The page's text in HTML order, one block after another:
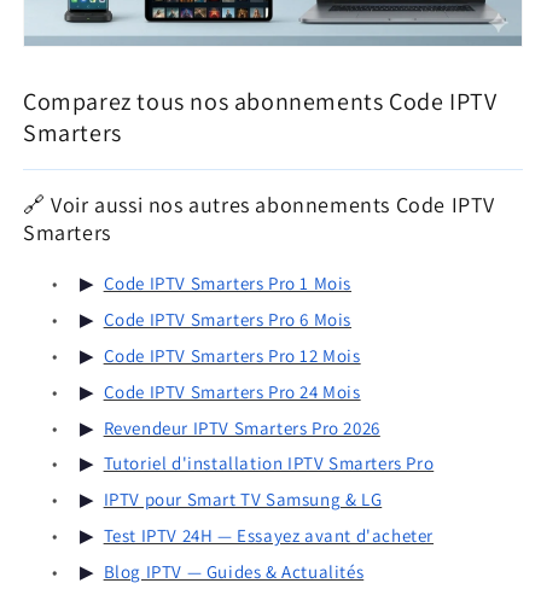
Comparez tous nos abonnements Code IPTV
Smarters
🔗 Voir aussi nos autres abonnements Code IPTV
Smarters
• ▶ Code IPTV Smarters Pro 1 Mois
•
▶ Code IPTV Smarters Pro 6 Mois
•
▶ Code IPTV Smarters Pro 12 Mois
•
▶ Code IPTV Smarters Pro 24 Mois
•
▶ Revendeur IPTV Smarters Pro 2026
•
▶ Tutoriel d'installation IPTV Smarters Pro
•
▶ IPTV pour Smart TV Samsung & LG
•
▶ Test IPTV 24H — Essayez avant d'acheter
•
▶ Blog IPTV — Guides & Actualités